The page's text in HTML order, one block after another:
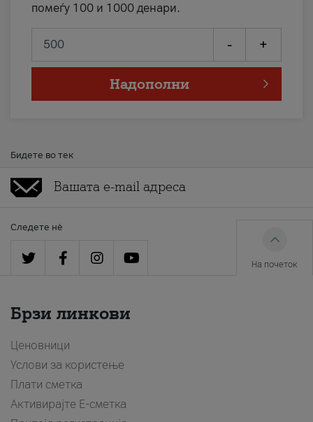
помеѓу 100 и 1000 денари.
- +
Надополни
Бидете во тек
Следете нè
На почеток
Брзи линкови
Ценовници
Услови за користење
Плати сметка
Активирајте Е-сметка